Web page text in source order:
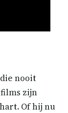
nooit
zijn
Of hij nu